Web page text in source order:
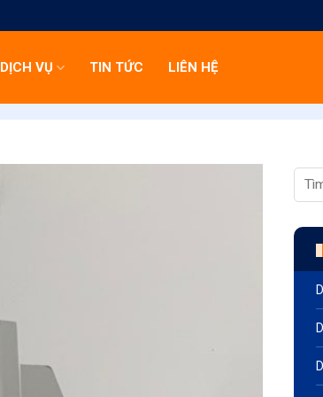
DỊCH VỤ TIN TỨC LIÊN HỆ